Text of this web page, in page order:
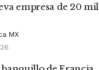
empresa de 20 mil
MX